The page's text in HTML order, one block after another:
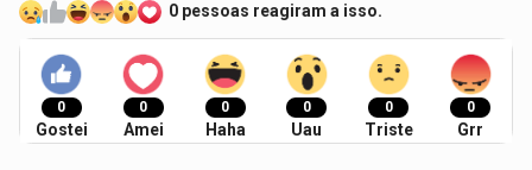
0 pessoas reagiram a isso.
0
Gostei
0
Amei
0
Haha
0
Uau
0
Triste
0
Grr